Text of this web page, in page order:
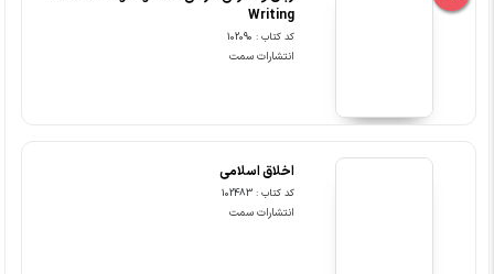
Writing
کد کتاب : 102090
انتشارات سمت
اخلاق اسلامی
کد کتاب : 102483
انتشارات سمت